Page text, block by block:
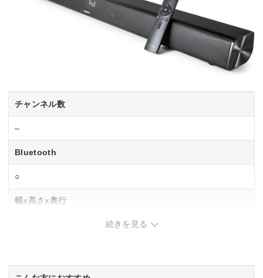
チャンネル数
–
Bluetooth
○
幅x高さx奥行
約2.7kg
続きを見る